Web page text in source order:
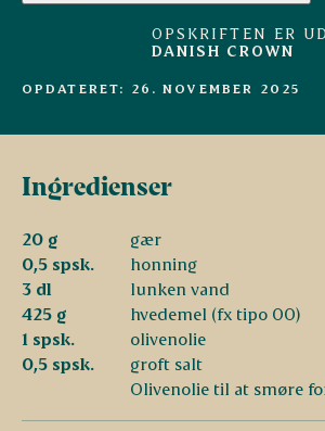
OPSKRIFTEN ER
DANISH CROWN
OPDATERET: 26. NOVEMBER 2025
Ingredienser
20 g
gær
0,5 spsk.
honning
3 dl
lunken vand
425 g
hvedemel (fx tipo 00)
1 spsk.
olivenolie
0,5 spsk.
groft salt
Olivenolie til at smøre